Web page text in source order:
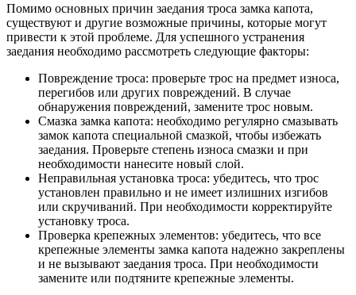
Помимо основных причин заедания троса замка капота,
существуют и другие возможные причины, которые могут
привести к этой проблеме. Для успешного устранения
заедания необходимо рассмотреть следующие факторы:
Повреждение троса: проверьте трос на предмет износа,
перегибов или других повреждений. В случае
обнаружения повреждений, замените трос новым.
Смазка замка капота: необходимо регулярно смазывать
замок капота специальной смазкой, чтобы избежать
заедания. Проверьте степень износа смазки и при
необходимости нанесите новый слой.
Неправильная установка троса: убедитесь, что трос
установлен правильно и не имеет излишних изгибов
или скручиваний. При необходимости корректируйте
установку троса.
Проверка крепежных элементов: убедитесь, что все
крепежные элементы замка капота надежно закреплены
и не вызывают заедания троса. При необходимости
замените или подтяните крепежные элементы.